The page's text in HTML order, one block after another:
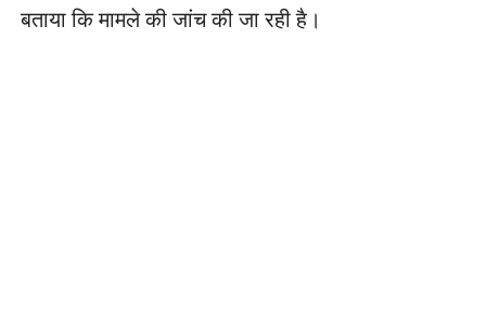
बताया कि मामले की जांच की जा रही है।